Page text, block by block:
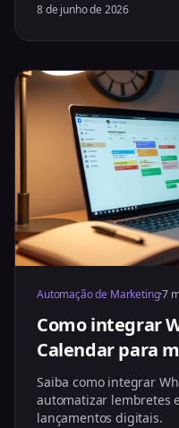
8 de junho de 2026
Automação de Marketing·7
Como integrar
Calendar para
eventos
Saiba como integrar
automatizar lembretes
lançamentos digitais.